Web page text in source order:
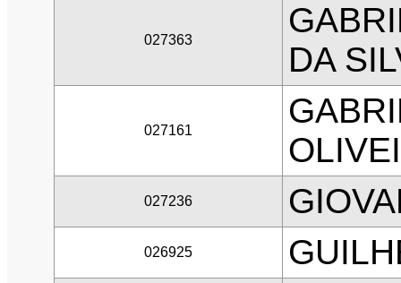
027363
DA
027161
027236
026925